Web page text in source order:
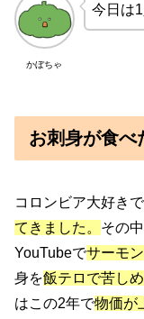
かぼちゃ
今日は
お刺身が食べ
コロンビア大好き
てきました。 その
YouTubeでサーモ
身を飯テロで苦し
はこの2年で物価が